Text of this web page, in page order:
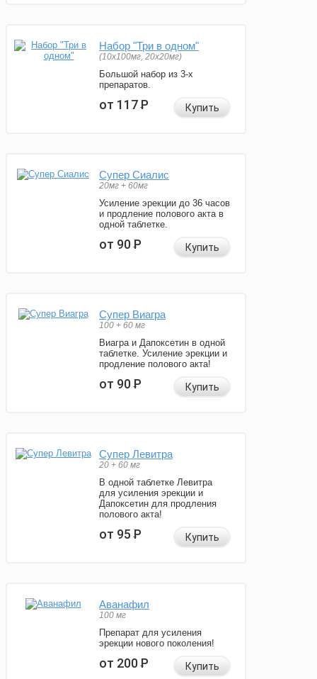
Набор "Три в одном"
(10x100мг, 20x20мг)
Большой набор из 3-х
препаратов.
от 117Р Купить
Супер Сиалис
20мг + 60мг
Усиление эрекции до 36 часов
и продление полового акта в
одной таблетке.
от 90Р Купить
Супер Виагра
100 + 60 мг
Виагра и Дапоксетин в одной
таблетке. Усиление эрекции и
продление полового акта!
от 90Р Купить
Супер Левитра
20 + 60 мг
В одной таблетке Левитра
для усиления эрекции и
Дапоксетин для продления
полового акта!
от 95Р Купить
Аванафил
100 мг
Препарат для усиления
эрекции нового поколения!
от 200Р Купить